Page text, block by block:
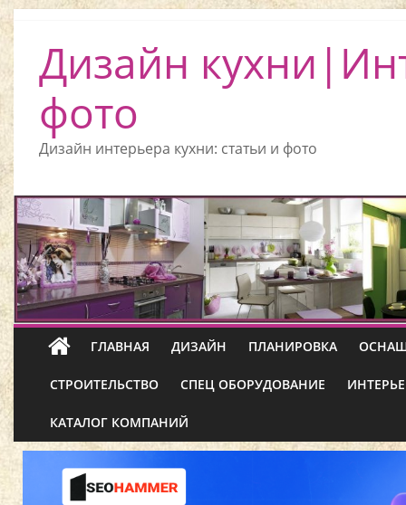
Дизайн
фото
Дизайн интерьера кухни: статьи и фото
ГЛАВНАЯ ДИЗАЙН ПЛАНИРОВКА
СТРОИТЕЛЬСТВО СПЕЦ ОБОРУДОВАНИЕ
КАТАЛОГ КОМПАНИЙ